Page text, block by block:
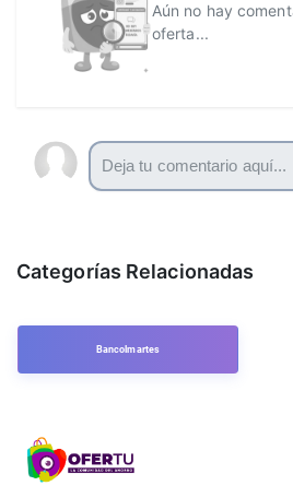
Aún no hay
oferta...
Categorías Relacionadas
Bancolmartes